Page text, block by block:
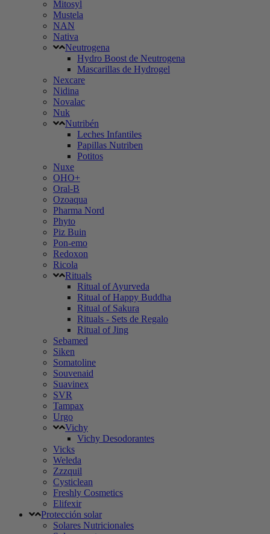
Mitosyl
Mustela
NAN
Nativa
Neutrogena
Hydro Boost de Neutrogena
Mascarillas de Hydrogel
Nexcare
Nidina
Novalac
Nuk
Nutribén
Leches Infantiles
Papillas Nutriben
Potitos
Nuxe
OHO+
Oral-B
Ozoaqua
Pharma Nord
Phyto
Piz Buin
Pon-emo
Redoxon
Ricola
Rituals
Ritual of Ayurveda
Ritual of Happy Buddha
Ritual of Sakura
Rituals - Sets de Regalo
Ritual of Jing
Sebamed
Siken
Somatoline
Souvenaid
Suavinex
SVR
Tampax
Urgo
Vichy
Vichy Desodorantes
Vicks
Weleda
Zzzquil
Cysticlean
Freshly Cosmetics
Elifexir
Protección solar
Solares Nutricionales